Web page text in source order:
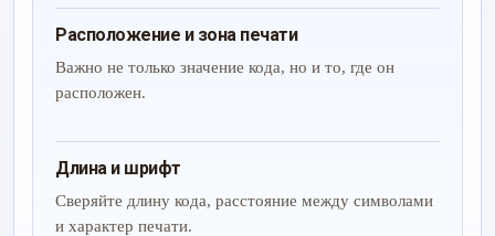
Расположение и зона печати
Важно не только значение кода, но и то, где он
расположен.
Длина и шрифт
Сверяйте длину кода, расстояние между символами
и характер печати.